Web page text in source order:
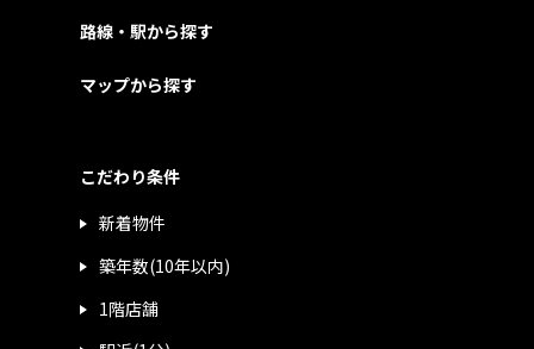
路線・駅から探す
マップから探す
こだわり条件
新着物件
築年数(10年以内)
1階店舗